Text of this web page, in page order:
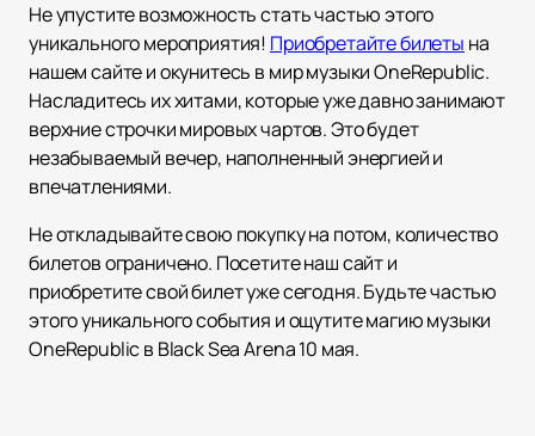
Не упустите возможность стать частью этого
уникального мероприятия! Приобретайте билеты на
нашем сайте и окунитесь в мир музыки OneRepublic.
Насладитесь их хитами, которые уже давно занимают
верхние строчки мировых чартов. Это будет
незабываемый вечер, наполненный энергией и
впечатлениями.
Не откладывайте свою покупку на потом, количество
билетов ограничено. Посетите наш сайт и
приобретите свой билет уже сегодня. Будьте частью
этого уникального события и ощутите магию музыки
OneRepublic в Black Sea Arena 10 мая.